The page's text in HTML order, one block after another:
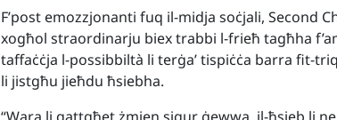
F’post emozzjonanti fuq il-midja soċjali, Second
xogħol straordinarju biex trabbi l-frieħ tagħha
taffaċċja l-possibbiltà li terġa’ tispiċċa barra fit-
li jistgħu jieħdu ħsiebha.